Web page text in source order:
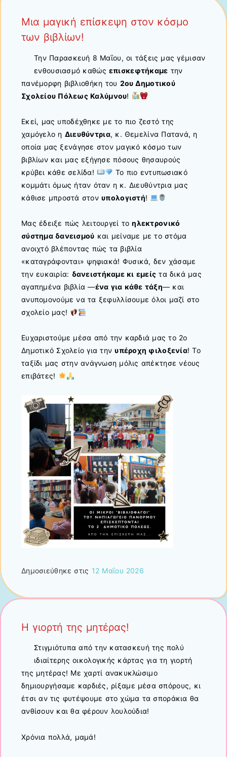
Μια μαγική επίσκεψη στον κόσμο
των βιβλίων!
Την Παρασκευή 8 Μαΐου, οι τάξεις μας γέμισαν
ενθουσιασμό καθώς επισκεφτήκαμε την
πανέμορφη βιβλιοθήκη του 2ου Δημοτικού
Σχολείου Πόλεως Καλύμνου!
Εκεί, μας υποδέχθηκε με το πιο ζεστό της
χαμόγελο η Διευθύντρια, κ. Θεμελίνα Πατανά, η
οποία μας ξενάγησε στον μαγικό κόσμο των
βιβλίων και μας εξήγησε πόσους θησαυρούς
κρύβει κάθε σελίδα!
Το πιο εντυπωσιακό
κομμάτι όμως ήταν όταν η κ. Διευθύντρια μας
κάθισε μπροστά στονυπολογιστή!
Μας έδειξε πώς λειτουργεί τοηλεκτρονικό
σύστημα δανεισμού και μείναμε με το στόμα
ανοιχτό βλέποντας πώς τα βιβλία
«καταγράφονται» ψηφιακά! Φυσικά, δεν χάσαμε
την ευκαιρία: δανειστήκαμε κι εμείς τα δικά μας
αγαπημένα βιβλία —ένα για κάθε τάξη— και
ανυπομονούμε να τα ξεφυλλίσουμε όλοι μαζί στο
σχολείο μας!
Ευχαριστούμε μέσα από την καρδιά μας το 2ο
Δημοτικό Σχολείο για τηνυπέροχη φιλοξενία! Το
ταξίδι μας στην ανάγνωση μόλις απέκτησε νέους
επιβάτες!
Δημοσιεύθηκε στις 12 Μαΐου 2026
Η γιορτή της μητέρας!
Στιγμιότυπα από την κατασκευή της πολύ
ιδιαίτερης οικολογικής κάρτας για τη γιορτή
της μητέρας! Με χαρτί ανακυκλώσιμο
δημιουργήσαμε καρδιές, ρίξαμε μέσα σπόρους, κι
έτσι αν τις φυτέψουμε στο χώμα τα σποράκια θα
ανθίσουν και θα φέρουν λουλούδια!
Χρόνια πολλά, μαμά!